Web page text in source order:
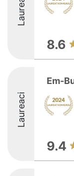
Laureaci
8.6
Laureaci
Em-
9.4